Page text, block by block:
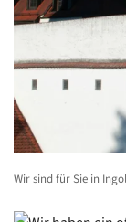
Wir sind für Sie in